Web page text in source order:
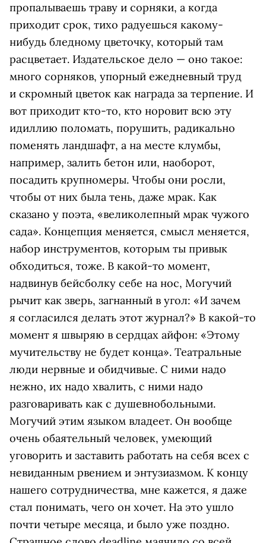
пропалываешь траву и сорняки, а когда
приходит срок, тихо радуешься какому-
нибудь бледному цветочку, который там
расцветает. Издательское дело ­— оно такое:
много сорняков, упорный ежедневный труд
и скромный цветок как награда за терпение. И
вот приходит кто-то, кто норовит всю эту
идиллию поломать, порушить, радикально
поменять ландшафт, а на месте клумбы,
например, залить бетон или, наоборот,
посадить крупномеры. Чтобы они росли,
чтобы от них была тень, даже мрак. Как
сказано у поэта, «великолепный мрак чужого
сада». Концепция меняется, смысл меняется,
набор инструментов, которым ты привык
обходиться, тоже. В какой-то момент,
надвинув бейсболку себе на нос, Могучий
рычит как зверь, загнанный в угол: «И зачем
я согласился делать этот журнал?» В какой-то
момент я швыряю в сердцах айфон: «Этому
мучительству не будет конца». Театральные
люди нервные и обидчивые. С ними надо
нежно, их надо хвалить, с ними надо
разговаривать как с душевнобольными.
Могучий этим языком владеет. Он вообще
очень обаятельный человек, умеющий
уговорить и заставить работать на себя всех с
невиданным рвением и энтузиазмом. К концу
нашего сотрудничества, мне кажется, я даже
стал понимать, чего он хочет. На это ушло
почти четыре месяца, и было уже поздно.